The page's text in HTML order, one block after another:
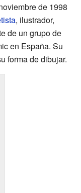
de 1998
, ilustrador,
de un grupo de
en España. Su
forma de dibujar.